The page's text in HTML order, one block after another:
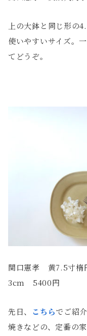
上の大鉢と同じ形の
使いやすいサイズ。
てどうぞ。
関口憲孝 黄7.5寸
3cm 5400円
先日、 こちらでご紹
焼きなどの、定番の